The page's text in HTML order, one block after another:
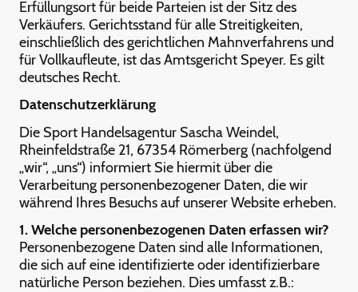
Erfüllungsort für beide Parteien ist der Sitz des
Verkäufers. Gerichtsstand für alle Streitigkeiten,
einschließlich des gerichtlichen Mahnverfahrens und
für Vollkaufleute, ist das Amtsgericht Speyer. Es gilt
deutsches Recht.
Datenschutzerklärung
Die Sport Handelsagentur Sascha Weindel,
Rheinfeldstraße 21, 67354 Römerberg (nachfolgend
„wir“, „uns“) informiert Sie hiermit über die
Verarbeitung personenbezogener Daten, die wir
während Ihres Besuchs auf unserer Website erheben.
1. Welche personenbezogenen Daten erfassen wir?
Personenbezogene Daten sind alle Informationen,
die sich auf eine identifizierte oder identifizierbare
natürliche Person beziehen. Dies umfasst z.B.: